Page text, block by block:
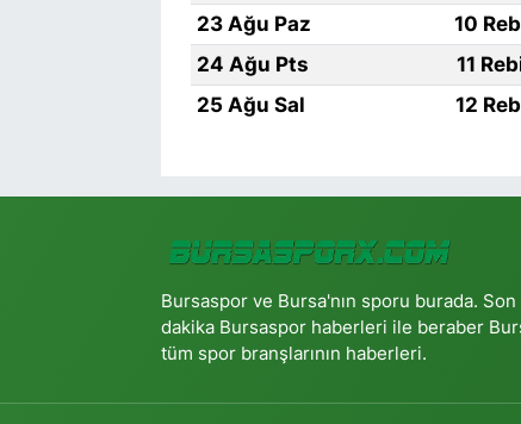
23 Ağu Paz
10
24 Ağu Pts
11
25 Ağu Sal
12
Bursaspor ve Bursa'nın sporu burada. Son
dakika Bursaspor haberleri ile beraber
tüm spor branşlarının haberleri.